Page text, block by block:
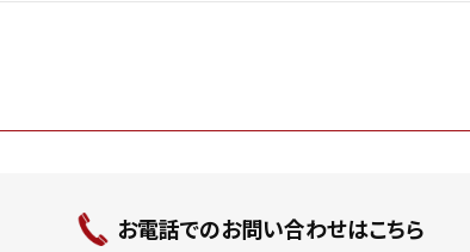
お電話でのお問い合わせはこちら